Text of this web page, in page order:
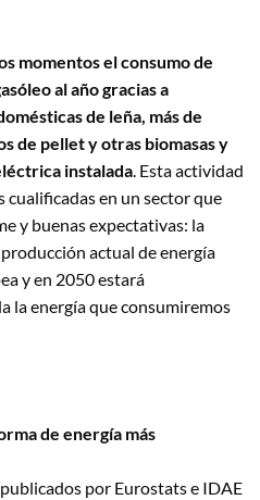
momentos el consumo de
al año gracias a
de leña, más de
de pellet y otras biomasas y
instalada. Esta actividad
cualificadas en un sector que
y buenas expectativas: la
actual de energía
y en 2050 estará
la energía que consumiremos
de energía más
por Eurostats e IDAE